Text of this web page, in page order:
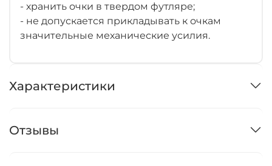
- хранить очки в твердом футляре;
- не допускается прикладывать к очкам
значительные механические усилия.
Характеристики
Отзывы